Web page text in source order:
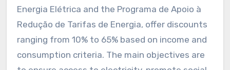
Energia Elétrica and the Programa de Apoio à
Redução de Tarifas de Energia, offer discounts
ranging from 10% to 65% based on income and
consumption criteria. The main objectives are